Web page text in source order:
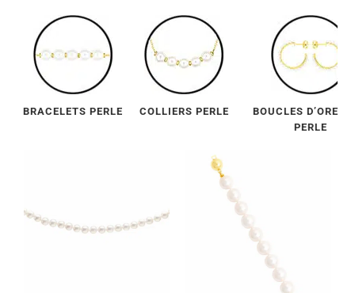
MONTRES
SECONDE MAIN
MARQUES
BRACELETS PERLE COLLIERS PERLE
BOUCLES
PERLE